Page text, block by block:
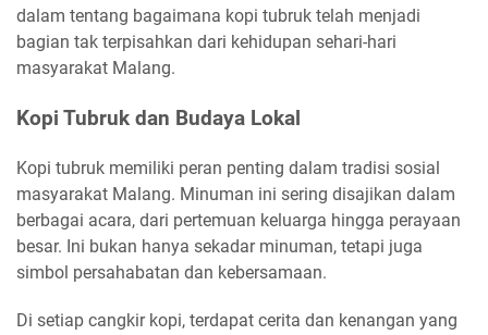
dalam tentang bagaimana kopi tubruk telah menjadi
bagian tak terpisahkan dari kehidupan sehari-hari
masyarakat Malang.
Kopi Tubruk dan Budaya Lokal
Kopi tubruk memiliki peran penting dalam tradisi sosial
masyarakat Malang. Minuman ini sering disajikan dalam
berbagai acara, dari pertemuan keluarga hingga perayaan
besar. Ini bukan hanya sekadar minuman, tetapi juga
simbol persahabatan dan kebersamaan.
Di setiap cangkir kopi, terdapat cerita dan kenangan yang